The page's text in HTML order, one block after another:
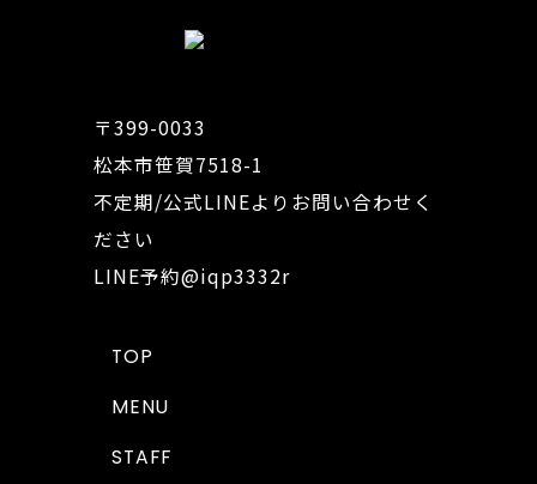
〒399-0033
松本市笹賀7518-1
不定期/公式LINEよりお問い合わせく
ださい
LINE予約@iqp3332r
TOP
MENU
STAFF